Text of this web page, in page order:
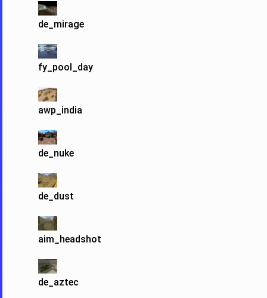
de_mirage
fy_pool_day
awp_india
de_nuke
de_dust
aim_headshot
de_aztec